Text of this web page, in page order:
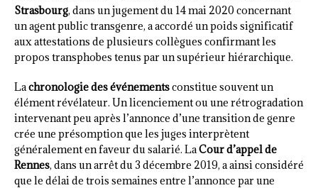
Strasbourg, dans un jugement du 14 mai 2020 concernant
un agent public transgenre, a accordé un poids significatif
aux attestations de plusieurs collègues confirmant les
propos transphobes tenus par un supérieur hiérarchique.
Lachronologie des événementsconstitue souvent un
élément révélateur. Un licenciement ou une rétrogradation
intervenant peu après l’annonce d’une transition de genre
crée une présomption que les juges interprètent
généralement en faveur du salarié. LaCour d’appel de
Rennes, dans un arrêt du 3 décembre 2019, a ainsi considéré
que le délai de trois semaines entre l’annonce par une